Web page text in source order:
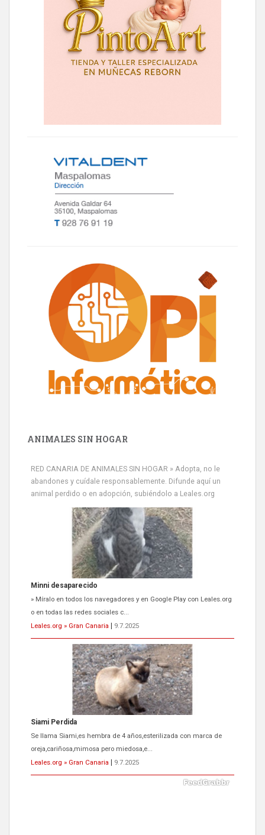
ANIMALES SIN HOGAR
RED CANARIA DE ANIMALES SIN HOGAR » Adopta, no le
abandones y cuídale responsablemente. Difunde aquí un
animal perdido o en adopción, subiéndolo a Leales.org
» Míralo en todos los navegadores y en Google Play con Leales.org
o en todas las redes sociales c...
Leales.org » Gran Canaria
9.7.2025
Siami Perdida
Se llama Siami,es hembra de 4 años,esterilizada con marca de
oreja,cariñosa,mimosa pero miedosa,e...
ADOPCIÓN URGENTE GATA TEROR GRAN CANARIA
El ayuntamiento se va a llevar a Los Gatos callejeros de la zona los
próximos días, ella incluida...